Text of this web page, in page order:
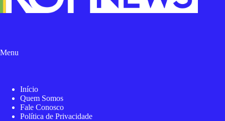
Menu
Início
Quem Somos
Fale Conosco
Política de Privacidade